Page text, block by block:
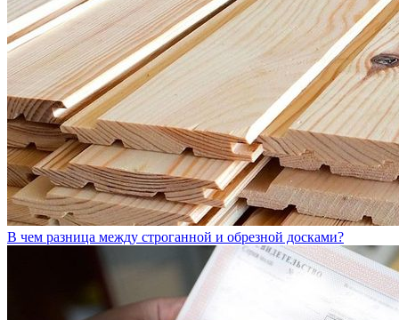
В чем разница между строганной и обрезной досками?